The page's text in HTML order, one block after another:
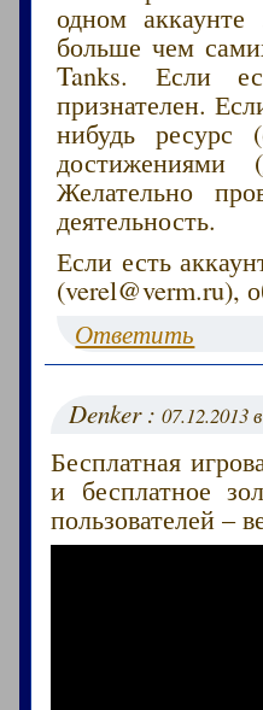
одном
больше чем
Tanks. Если
признателен.
нибудь ресурс
достижениями
Желательно
деятельность.
Если есть
(verel@verm.ru),
Ответить
Denker :07.12.2013
Бесплатная
и бесплатное
пользователей –